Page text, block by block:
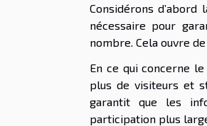
Considérons
nécessaire pour
nombre. Cela ouvre
En ce qui concerne
plus de visiteurs et
garantit que les
participation plus